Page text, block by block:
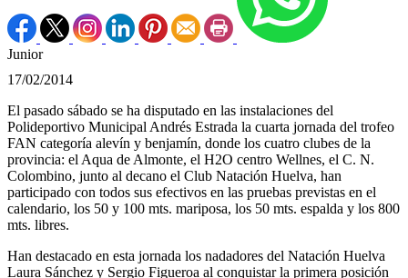
Junior
17/02/2014
El pasado sábado se ha disputado en las instalaciones del
Polideportivo Municipal Andrés Estrada la cuarta jornada del trofeo
FAN categoría alevín y benjamín, donde los cuatro clubes de la
provincia: el Aqua de Almonte, el H2O centro Wellnes, el C. N.
Colombino, junto al decano el Club Natación Huelva, han
participado con todos sus efectivos en las pruebas previstas en el
calendario, los 50 y 100 mts. mariposa, los 50 mts. espalda y los 800
mts. libres.
Han destacado en esta jornada los nadadores del Natación Huelva
Laura Sánchez y Sergio Figueroa al conquistar la primera posición